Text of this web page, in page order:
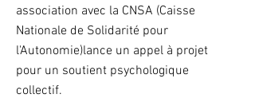
association avec la CNSA (Caisse
Nationale de Solidarité pour
l'Autonomie)lance un appel à projet
pour un soutient psychologique
collectif.